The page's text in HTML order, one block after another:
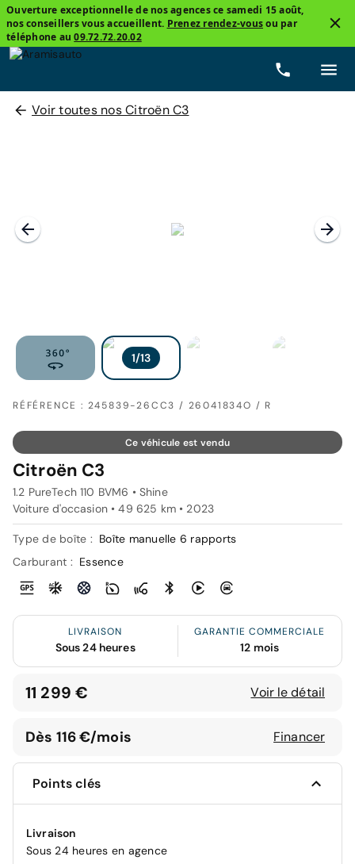
Ouverture exceptionnelle de nos agences ce samedi 15 août,
nos conseillers vous accueillent. Prenez rendez-vousou par
téléphone au09.72.72.20.02
Voir toutes nos Citroën C3
RÉFÉRENCE : 245839-26CC3 / 26041834O / R
Ce véhicule est vendu
Citroën C3
1.2 PureTech 110 BVM6 • Shine
Voiture d'occasion • 49 625 km • 2023
Type de boîte : Boîte manuelle 6 rapports
Carburant : Essence
LIVRAISON
Sous 24 heures
GARANTIE COMMERCIALE
12 mois
11 299 € Voir le détail
Dès 116 €/mois Financer
Points clés
Livraison
Sous 24 heures en agence